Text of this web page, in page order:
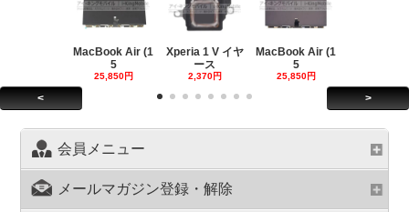
MacBook Air (1
5
25,850円
Xperia 1 V イヤ
ース
2,370円
MacBook Air (1
5
25,850円
< >
会員メニュー
メールマガジン登録・解除